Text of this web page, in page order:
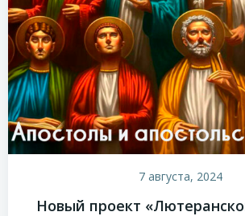
7 августа, 2024
Новый проект